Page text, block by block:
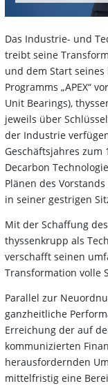
Das Industrie- und
treibt seine
und dem Start
Programms „APEX“
Unit Bearings),
jeweils über
der Industrie
Geschäftsjahres zum
Decarbon
Plänen des
in seiner gestrigen
Mit der Schaffung
thyssenkrupp als
verschafft seinen
Transformation volle
Parallel zur
ganzheitliche
Erreichung der auf
kommunizierten
herausfordernden
mittelfristig eine